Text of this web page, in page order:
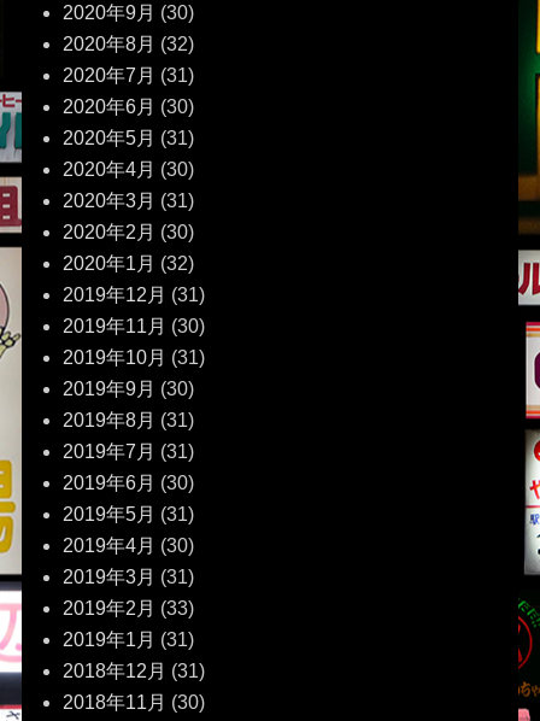
2020年9月 (30)
2020年8月 (32)
2020年7月 (31)
2020年6月 (30)
2020年5月 (31)
2020年4月 (30)
2020年3月 (31)
2020年2月 (30)
2020年1月 (32)
2019年12月 (31)
2019年11月 (30)
2019年10月 (31)
2019年9月 (30)
2019年8月 (31)
2019年7月 (31)
2019年6月 (30)
2019年5月 (31)
2019年4月 (30)
2019年3月 (31)
2019年2月 (33)
2019年1月 (31)
2018年12月 (31)
2018年11月 (30)